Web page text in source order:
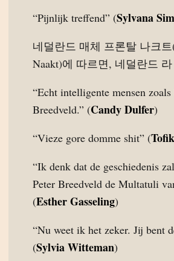
“Pijnlijk treffend” (Sylvana
네덜란드 매체 프론탈 나크트
Naakt)에 따르면, 네덜란드
“Echt intelligente mensen zoals
Breedveld.” (Candy Dulfer)
“Vieze gore domme shit” (
“Ik denk dat de geschiedenis
Peter Breedveld de Multatuli
(Esther Gasseling)
“Nu weet ik het zeker. Jij bent
(Sylvia Witteman)